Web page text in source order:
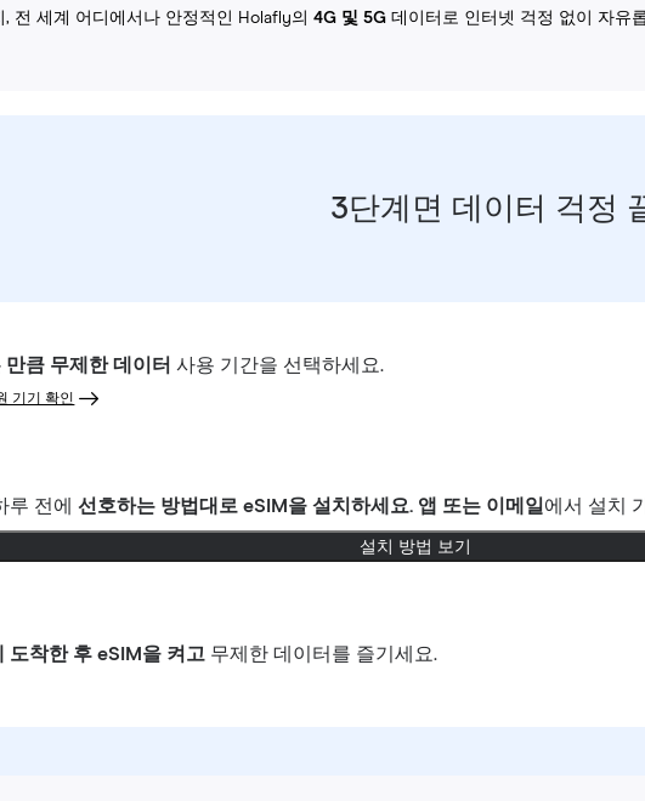
전 세계 어디에서나 안정적인 Holafly의 4G 및 5G 데이터로 인터넷 걱정 없이 자유
3단계면 데이터 걱정
만큼 무제한 데이터 사용 기간을 선택하세요.
기기 확인
루 전에선호하는 방법대로 eSIM을 설치하세요. 앱 또는 이메일 에서 설치
설치 방법 보기
도착한 후 eSIM을 켜고 무제한 데이터를 즐기세요.